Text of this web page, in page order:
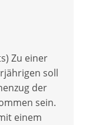
Zu einer
soll
der
sein.
einem